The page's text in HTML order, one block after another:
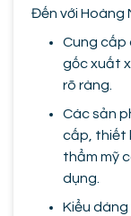
Đến với Hoàng
Cung cấp
gốc xuất
rõ ràng.
Các sản
cấp, thiết
thẩm mỹ
dụng.
Kiểu dáng